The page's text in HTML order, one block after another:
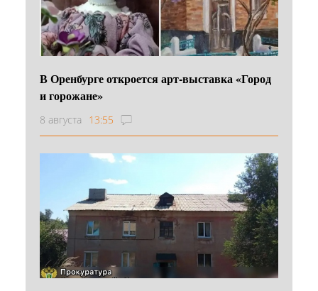
В Оренбурге откроется арт-выставка «Город
и горожане»
8 августа 13:55